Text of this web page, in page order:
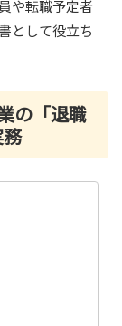
や転職予定者
として役立ち
の「退職